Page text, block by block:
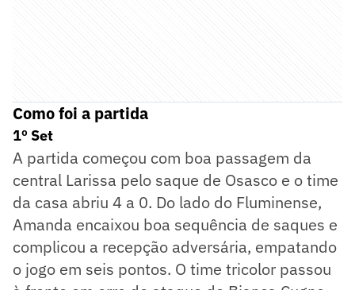
Como foi a partida
1º Set
A partida começou com boa passagem da
central Larissa pelo saque de Osasco e o time
da casa abriu 4 a 0. Do lado do Fluminense,
Amanda encaixou boa sequência de saques e
complicou a recepção adversária, empatando
o jogo em seis pontos. O time tricolor passou